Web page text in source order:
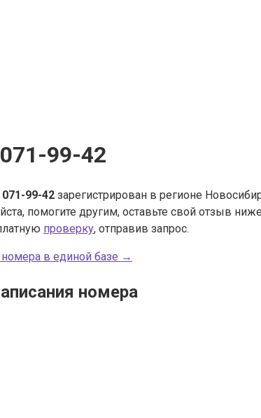
99-42
99-42 зарегистрирован в регионе
помогите другим, оставьте свой отзыв
проверку, отправив запрос.
в единой базе →
номера